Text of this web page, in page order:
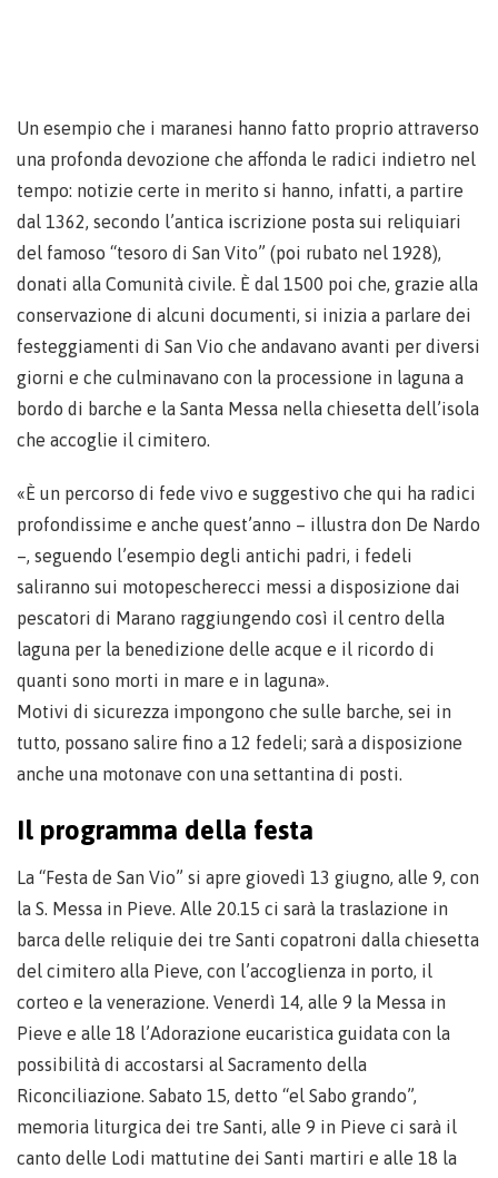
Un esempio che i maranesi hanno fatto proprio attraverso
una profonda devozione che affonda le radici indietro nel
tempo: notizie certe in merito si hanno, infatti, a partire
dal 1362, secondo l’antica iscrizione posta sui reliquiari
del famoso “tesoro di San Vito” (poi rubato nel 1928),
donati alla Comunità civile. È dal 1500 poi che, grazie alla
conservazione di alcuni documenti, si inizia a parlare dei
festeggiamenti di San Vio che andavano avanti per diversi
giorni e che culminavano con la processione in laguna a
bordo di barche e la Santa Messa nella chiesetta dell’isola
che accoglie il cimitero.
«È un percorso di fede vivo e suggestivo che qui ha radici
profondissime e anche quest’anno – illustra don De Nardo
–, seguendo l’esempio degli antichi padri, i fedeli
saliranno sui motopescherecci messi a disposizione dai
pescatori di Marano raggiungendo così il centro della
laguna per la benedizione delle acque e il ricordo di
quanti sono morti in mare e in laguna».
Motivi di sicurezza impongono che sulle barche, sei in
tutto, possano salire fino a 12 fedeli; sarà a disposizione
anche una motonave con una settantina di posti.
Il programma della festa
La “Festa de San Vio” si apre giovedì 13 giugno, alle 9, con
la S. Messa in Pieve. Alle 20.15 ci sarà la traslazione in
barca delle reliquie dei tre Santi copatroni dalla chiesetta
del cimitero alla Pieve, con l’accoglienza in porto, il
corteo e la venerazione. Venerdì 14, alle 9 la Messa in
Pieve e alle 18 l’Adorazione eucaristica guidata con la
possibilità di accostarsi al Sacramento della
Riconciliazione. Sabato 15, detto “el Sabo grando”,
memoria liturgica dei tre Santi, alle 9 in Pieve ci sarà il
canto delle Lodi mattutine dei Santi martiri e alle 18 la